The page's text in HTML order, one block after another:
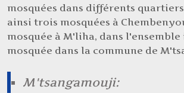
mosquées dans différents
ainsi trois mosquées à
mosquée à M'liha, dans l'ensemble
mosquée dans la commune de
M'tsangamouji: